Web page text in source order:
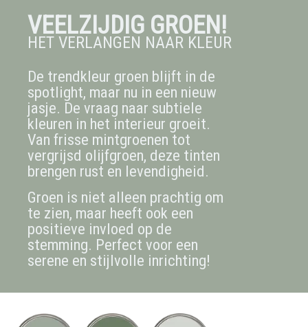
VEELZIJDIG GROEN!
HET VERLANGEN NAAR KLEUR
De trendkleur groen blijft in de
spotlight, maar nu in een nieuw
jasje. De vraag naar subtiele
kleuren in het interieur groeit.
Van frisse mintgroenen tot
vergrijsd olijfgroen, deze tinten
brengen rust en levendigheid.
Groen is niet alleen prachtig om
te zien, maar heeft ook een
positieve invloed op de
stemming. Perfect voor een
serene en stijlvolle inrichting!